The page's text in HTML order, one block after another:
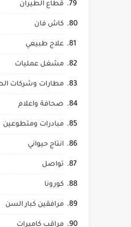
قطاع الطيران
كاش فان
علاج طبيعي
مشغل عمليات
مطارات وشركات
صحافة واعلام
مبادرات ومتطوعين
انتاج حيواني
تواصل
كورونا
مرافقين كبار السن
مراقب كاميرات